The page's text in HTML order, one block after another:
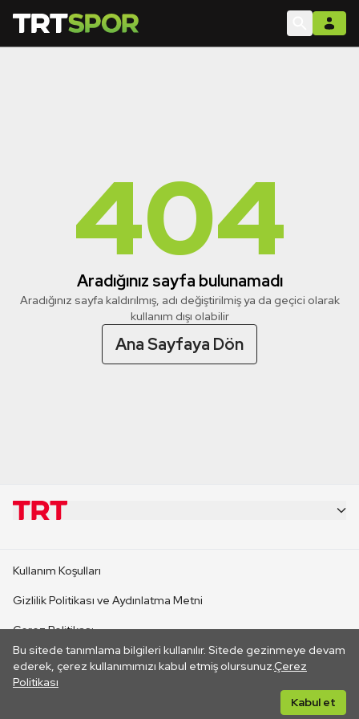
404
Aradığınız sayfa bulunamadı
Aradığınız sayfa kaldırılmış, adı değiştirilmiş ya da geçici olarak
kullanım dışı olabilir
Ana Sayfaya Dön
Bu sitede tanımlama bilgileri kullanılır. Sitede gezinmeye devam
ederek, çerez kullanımımızı kabul etmiş olursunuz.Çerez
Politikası
Kabul et
CANLI YAYINLAR
Kullanım Koşulları
Gizlilik Politikası ve Aydınlatma Metni
Çerez Politikası
İletişim
Her hakkı saklıdır. ©2026 TRT. Bağlantı yoluyla gidilen dış